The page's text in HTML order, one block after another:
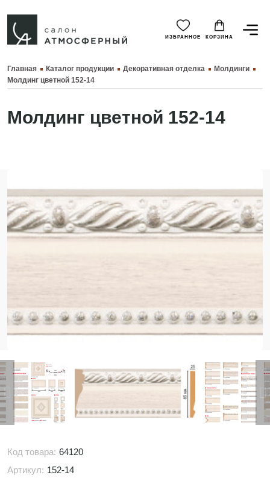
ИЗБРАННОЕ КОРЗИНА
Главная Каталог продукции Декоративная отделка
Молдинги
Молдинг цветной 152-14
Молдинг цветной 152-14
Код товара: 64120
Артикул: 152-14